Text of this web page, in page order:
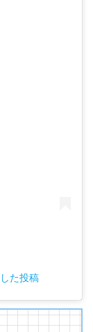
た投稿